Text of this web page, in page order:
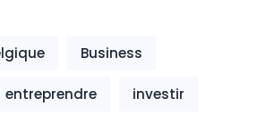
Business
entreprendre investir